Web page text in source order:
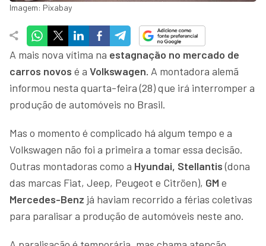
Imagem: Pixabay
A mais nova vítima na estagnação no mercado de
carros novos é a Volkswagen. A montadora alemã
informou nesta quarta-feira (28) que irá interromper a
produção de automóveis no Brasil.
Mas o momento é complicado há algum tempo e a
Volkswagen não foi a primeira a tomar essa decisão.
Outras montadoras como a Hyundai, Stellantis(dona
das marcas Fiat, Jeep, Peugeot e Citröen), GM e
Mercedes-Benz já haviam recorrido a férias coletivas
para paralisar a produção de automóveis neste ano.